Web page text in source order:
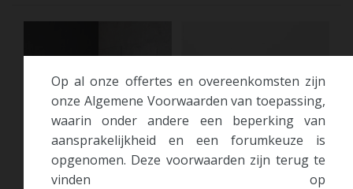
Op al onze offertes en overeenkomsten zijn
onze Algemene Voorwaarden van toepassing,
waarin onder andere een beperking van
aansprakelijkheid en een forumkeuze is
opgenomen. Deze voorwaarden zijn terug te
vinden op